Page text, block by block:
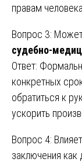
правам человека.
Вопрос 3:
судебно-
Ответ:
конкретных
обратиться к
ускорить
Вопрос 4:
заключения как